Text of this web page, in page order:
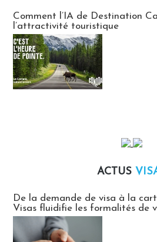
Comment l’IA de Destination
l’attractivité touristique
ACTUS
De la demande de visa à la
Visas fluidifie les formalités de